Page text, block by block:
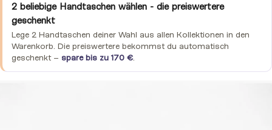
2 beliebige Handtaschen wählen - die preiswertere
geschenkt
Lege 2 Handtaschen deiner Wahl aus allen Kollektionen in den
Warenkorb. Die preiswertere bekommst du automatisch
geschenkt – spare bis zu 170 €